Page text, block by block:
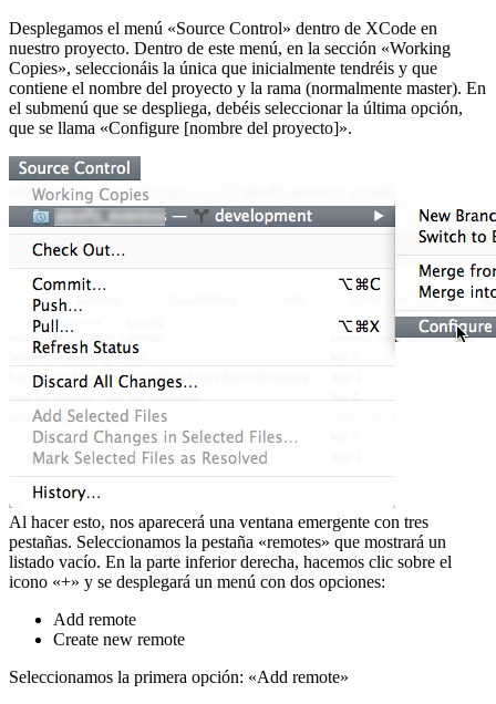
Desplegamos el menú «Source Control» dentro de XCode en
nuestro proyecto. Dentro de este menú, en la sección «Working
Copies», seleccionáis la única que inicialmente tendréis y que
contiene el nombre del proyecto y la rama (normalmente master). En
el submenú que se despliega, debéis seleccionar la última opción,
que se llama «Configure [nombre del proyecto]».
Al hacer esto, nos aparecerá una ventana emergente con tres
pestañas. Seleccionamos la pestaña «remotes» que mostrará un
listado vacío. En la parte inferior derecha, hacemos clic sobre el
icono «+» y se desplegará un menú con dos opciones:
Add remote
Create new remote
Seleccionamos la primera opción: «Add remote»